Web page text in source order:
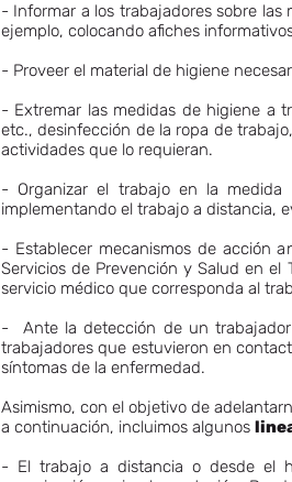
- Informar a los trabajadores sobre
ejemplo, colocando afiches
- Proveer el material de higiene
- Extremar las medidas de higiene a
etc., desinfección de la ropa de
actividades que lo requieran.
- Organizar el trabajo en la
implementando el trabajo a distancia,
- Establecer mecanismos de acción
Servicios de Prevención y Salud en el
servicio médico que corresponda al
- Ante la detección de un
trabajadores que estuvieron en
síntomas de la enfermedad.
Asimismo, con el objetivo de
a continuación, incluimos algunos
- El trabajo a distancia o desde el